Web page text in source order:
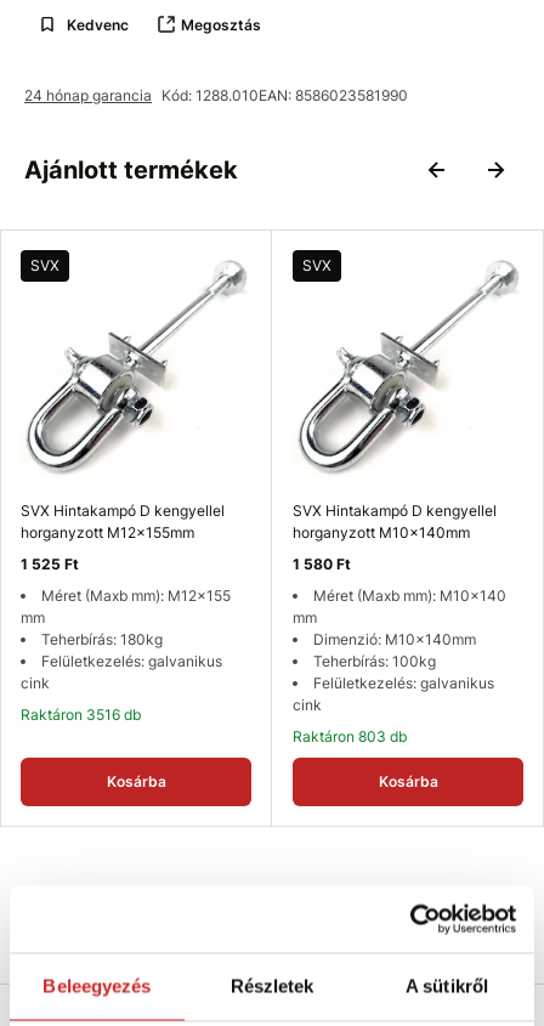
Beleegyezés Részletek A sütikről
Kedvenc Megosztás
24 hónap garancia Kód: 1288.010EAN: 8586023581990
Ajánlott termékek
SVX
SVX Hintakampó D kengyellel
horganyzott M12x155mm
1 525 Ft
Méret (Maxb mm): M12x155
mm
Teherbírás: 180kg
Felületkezelés: galvanikus
cink
Raktáron 3516 db
Kosárba
SVX
SVX Hintakampó D kengyellel
horganyzott M10x140mm
1 580 Ft
Méret (Maxb mm): M10x140
mm
Dimenzió: M10x140mm
Teherbírás: 100kg
Felületkezelés: galvanikus
cink
Raktáron 803 db
Kosárba